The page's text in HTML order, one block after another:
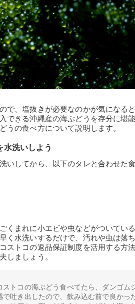
で、塩抜きが必要なのかが気になる
できる沖縄産の海ぶどうを存分に堪
うの食べ方について説明します。
水洗いしよう
いしてから、以下のタレと合わせた
くまれに小エビや虫などがついてい
く水洗いするだけで、汚れや虫は落
ストコの返品保証制度を活用する方
しましょう。
ストコの海ぶどう食べてたら、ダンゴ
で吐き出したので、飲み込む前で良か